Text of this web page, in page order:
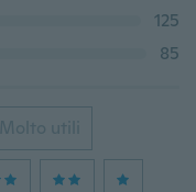
125
85
Molto utili